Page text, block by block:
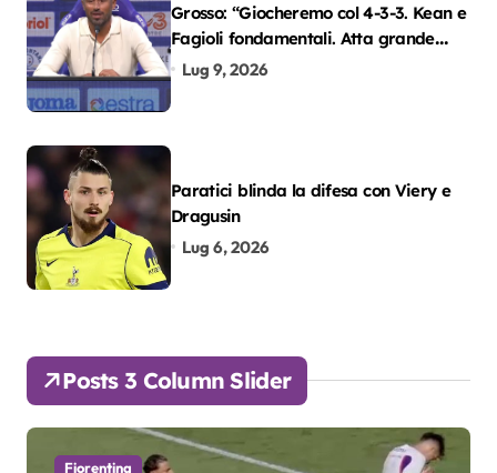
Grosso: “Giocheremo col 4-3-3. Kean e
Fagioli fondamentali. Atta grande
colpo”
Lug 9, 2026
Paratici blinda la difesa con Viery e
Dragusin
Lug 6, 2026
Posts 3 Column Slider
Fiorentina